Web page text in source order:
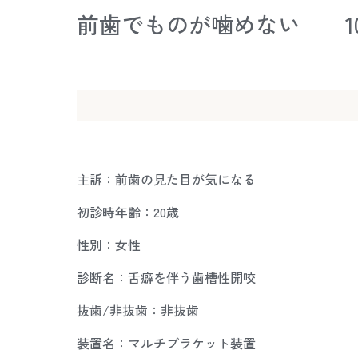
前歯でものが噛めない
主訴：前歯の見た目が気になる
初診時年齢：20歳
性別：女性
診断名：舌癖を伴う歯槽性開咬
抜歯/非抜歯：非抜歯
装置名：マルチブラケット装置